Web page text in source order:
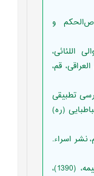
(1369)، فصوص‌الحکم و
جمهور، (1403)، عوالی اللئائی،
قم،
علی، (1397)، بررسی تطبیقی
(ره)
مختوم، نشر اسراء.
حسینی کازرونی، سیداحمد؛ متوسلی، نعیمه، (1390)،